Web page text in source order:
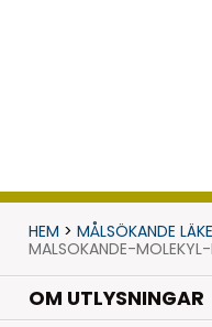
HEM > MÅLSÖKANDE
MALSOKANDE-
OM UTLYSNINGAR